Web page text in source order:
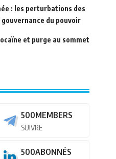
: les perturbations des
du pouvoir
et purge au sommet
500MEMBERS
SUIVRE
500ABONNÉS